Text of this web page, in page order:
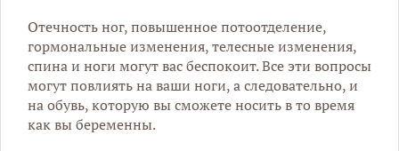
Отечность ног, повышенное потоотделение,
гормональные изменения, телесные изменения,
спина и ноги могут вас беспокоит. Все эти вопросы
могут повлиять на ваши ноги, а следовательно, и
на обувь, которую вы сможете носить в то время
как вы беременны.